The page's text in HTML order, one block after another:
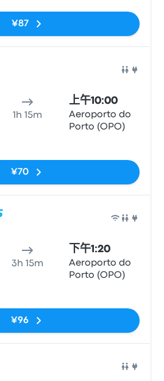
¥87
1h 15m
上午10:00
Aeroporto do
Porto (OPO)
¥70
3h 15m
下午1:20
Aeroporto do
Porto (OPO)
¥96